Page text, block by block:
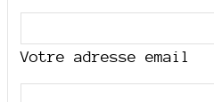
Votre adresse email